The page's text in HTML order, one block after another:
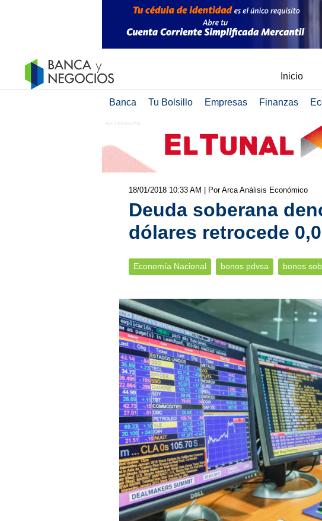
Inicio
Banca Tu Bolsillo Empresas Finanzas
18/01/2018 10:33 AM | Por Arca Análisis Económico
Deuda soberana
dólares retrocede
Economía Nacional bonos pdvsa bonos